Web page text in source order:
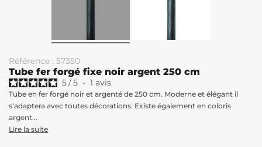
Référence : 57350
Tube fer forgé fixe noir argent 250 cm
5/5 - 1 avis
Tube en fer forgé noir et argenté de 250 cm. Moderne et élégant il
s'adaptera avec toutes décorations. Existe également en coloris
argent...
Lire la suite